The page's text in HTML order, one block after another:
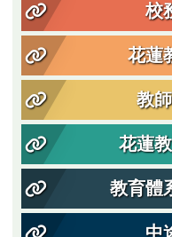
校
花蓮
教
花蓮
教育體
中